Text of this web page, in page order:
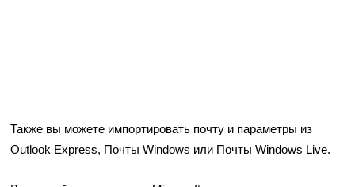
Также вы можете импортировать почту и параметры из
Outlook Express, Почты Windows или Почты Windows Live.